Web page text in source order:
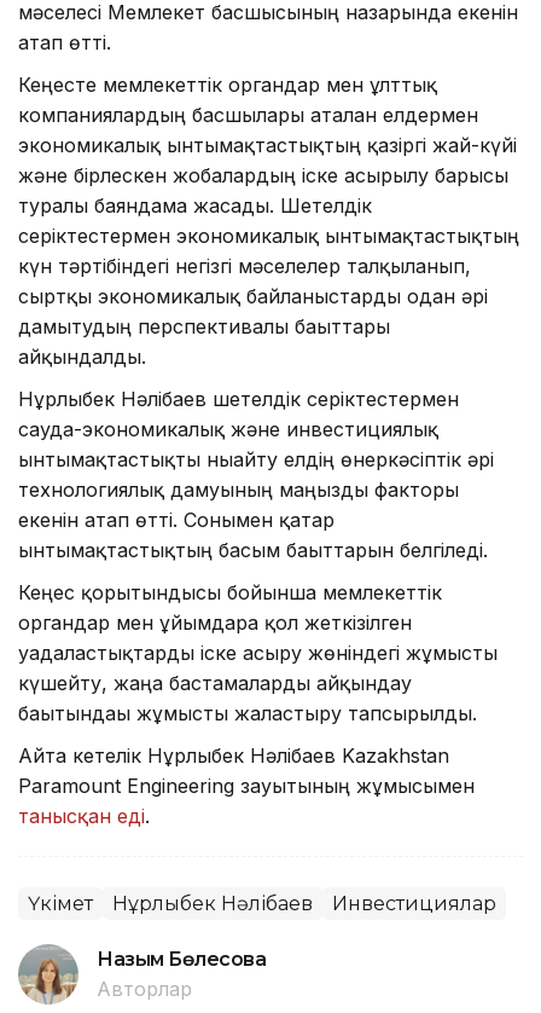
мәселесі Мемлекет басшысының назарында екенін
атап өтті.
Кеңесте мемлекеттік органдар мен ұлттық
компаниялардың басшылары аталған елдермен
экономикалық ынтымақтастықтың қазіргі жай-күйі
және бірлескен жобалардың іске асырылу барысы
туралы баяндама жасады. Шетелдік
серіктестермен экономикалық ынтымақтастықтың
күн тәртібіндегі негізгі мәселелер талқыланып,
сыртқы экономикалық байланыстарды одан әрі
дамытудың перспективалы бағыттары
айқындалды.
Нұрлыбек Нәлібаев шетелдік серіктестермен
сауда-экономикалық және инвестициялық
ынтымақтастықты нығайту елдің өнеркәсіптік әрі
технологиялық дамуының маңызды факторы
екенін атап өтті. Сонымен қатар
ынтымақтастықтың басым бағыттарын белгіледі.
Кеңес қорытындысы бойынша мемлекеттік
органдар мен ұйымдарға қол жеткізілген
уағдаластықтарды іске асыру жөніндегі жұмысты
күшейту, жаңа бастамаларды айқындау
бағытындағы жұмысты жалғастыру тапсырылды.
Айта кетелік Нұрлыбек Нәлібаев Kazakhstan
Paramount Engineering зауытының жұмысымен
танысқан еді.
Үкімет Нұрлыбек Нәлібаев Инвестициялар
Назым Бөлесова
Авторлар